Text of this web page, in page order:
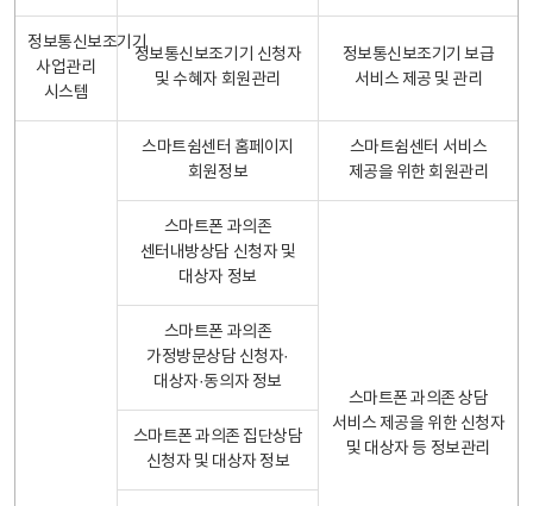
정보통신보조기기
사업관리
시스템
정보통신보조기기 신청자
및 수혜자 회원관리
정보통신보조기기 보급
서비스 제공 및 관리
스마트쉼센터 홈페이지
회원정보
스마트쉼센터 서비스
제공을 위한 회원관리
스마트폰 과의존
센터내방상담 신청자 및
대상자 정보
스마트폰 과의존 상담
서비스 제공을 위한 신청자
및 대상자 등 정보관리
스마트폰 과의존
가정방문상담 신청자·
대상자·동의자 정보
스마트폰 과의존 집단상담
신청자 및 대상자 정보